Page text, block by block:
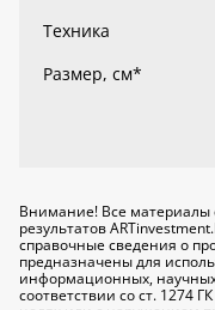
Техника
Размер, см*
Внимание! Все материалы
результатов
справочные сведения о
предназначены для
информационных,
соответствии со ст. 1274